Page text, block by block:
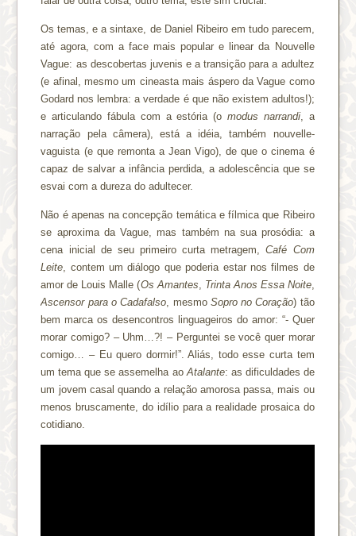
Os temas, e a sintaxe, de Daniel Ribeiro em tudo parecem,
até agora, com a face mais popular e linear da Nouvelle
Vague: as descobertas juvenis e a transição para a adultez
(e afinal, mesmo um cineasta mais áspero da Vague como
Godard nos lembra: a verdade é que não existem adultos!);
e articulando fábula com a estória (o modus narrandi, a
narração pela câmera), está a idéia, também nouvelle-
vaguista (e que remonta a Jean Vigo), de que o cinema é
capaz de salvar a infância perdida, a adolescência que se
esvai com a dureza do adultecer.
Não é apenas na concepção temática e fílmica que Ribeiro
se aproxima da Vague, mas também na sua prosódia: a
cena inicial de seu primeiro curta metragem,Café Com
Leite , contem um diálogo que poderia estar nos filmes de
amor de Louis Malle (Os Amantes Trinta Anos Essa Noite,
Ascensor para o Cadafalso , mesmoSopro no Coração) tão
bem marca os desencontros linguageiros do amor: “- Quer
morar comigo? – Uhm…?! – Perguntei se você quer morar
comigo… – Eu quero dormir!”. Aliás, todo esse curta tem
um tema que se assemelha ao Atalante: as dificuldades de
um jovem casal quando a relação amorosa passa, mais ou
menos bruscamente, do idílio para a realidade prosaica do
cotidiano.